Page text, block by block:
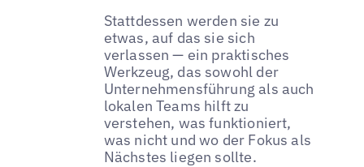
Stattdessen werden sie zu
etwas, auf das sie sich
verlassen — ein praktisches
Werkzeug, das sowohl der
Unternehmensführung als auch
lokalen Teams hilft zu
verstehen, was funktioniert,
was nicht und wo der Fokus als
Nächstes liegen sollte.